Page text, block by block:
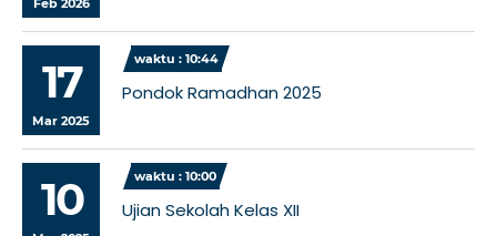
17
Mar 2025
waktu : 10:44
Pondok Ramadhan 2025
10 waktu : 10:00
Ujian Sekolah Kelas XII